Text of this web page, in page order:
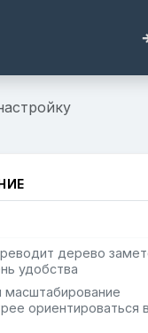
дерево
удобства
масштабирование
ориентироваться в